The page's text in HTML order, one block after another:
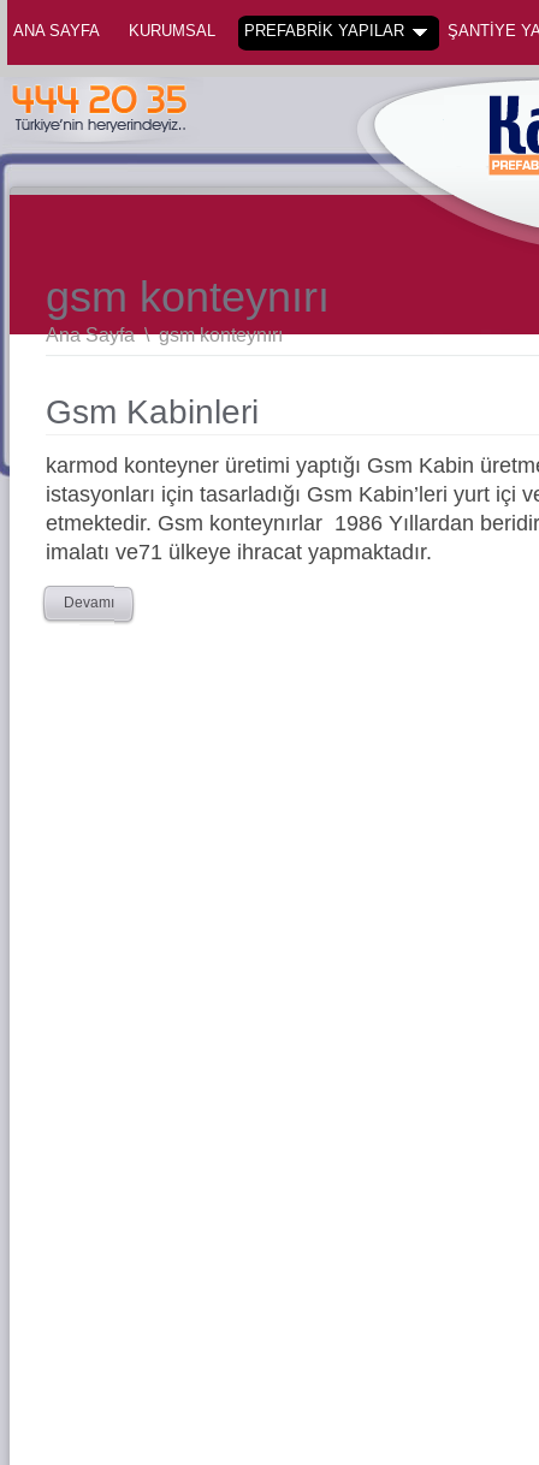
ANA SAYFA KURUMSAL PREFABRİK YAPILAR ŞANTİYE
gsm konteynırı
Ana Sayfa \gsm konteynırı
Gsm Kabinleri
karmod konteyner üretimi yaptığı Gsm Kabin
istasyonları için tasarladığı Gsm Kabin’leri yurt içi
etmektedir. Gsm konteynırlar 1986 Yıllardan
imalatı ve71 ülkeye ihracat yapmaktadır.
Devamı